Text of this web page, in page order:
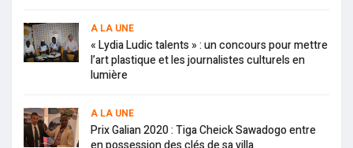
A LA UNE
« Lydia Ludic talents » : un concours pour mettre
l’art plastique et les journalistes culturels en
lumière
A LA UNE
Prix Galian 2020 : Tiga Cheick Sawadogo entre